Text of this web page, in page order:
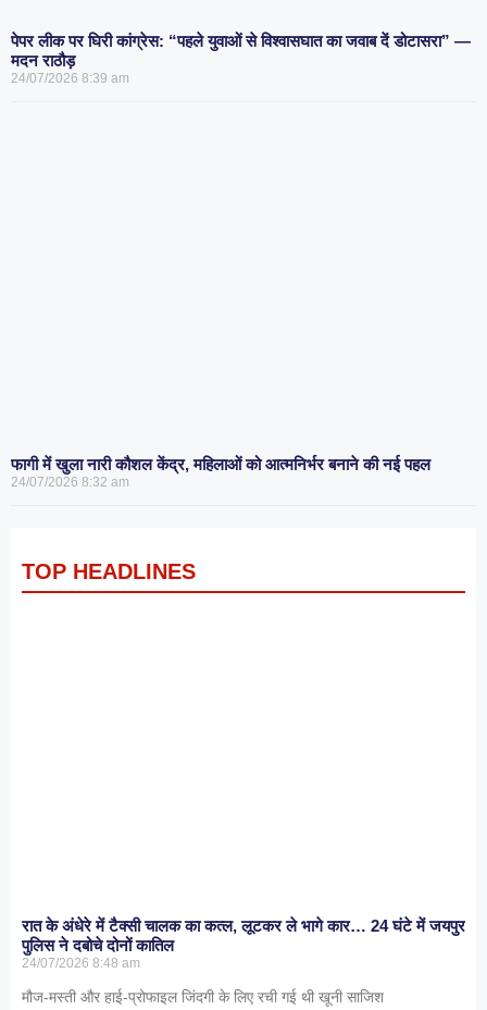
पेपर लीक पर घिरी कांग्रेस: “पहले युवाओं से विश्वासघात का जवाब दें डोटासरा” —
मदन राठौड़
24/07/2026 8:39 am
फागी में खुला नारी कौशल केंद्र, महिलाओं को आत्मनिर्भर बनाने की नई पहल
24/07/2026 8:32 am
TOP HEADLINES
रात के अंधेरे में टैक्सी चालक का कत्ल, लूटकर ले भागे कार… 24 घंटे में जयपुर
पुलिस ने दबोचे दोनों कातिल
24/07/2026 8:48 am
मौज-मस्ती और हाई-प्रोफाइल जिंदगी के लिए रची गई थी खूनी साजिश